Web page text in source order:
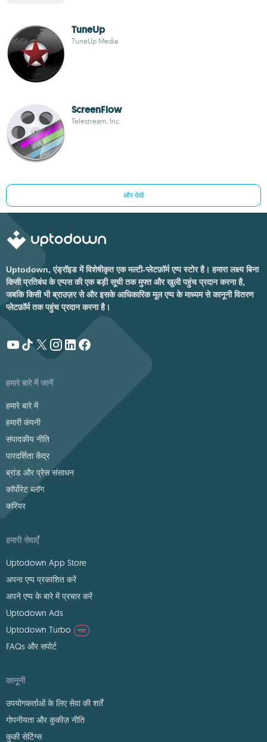
TuneUp
TuneUp Media
ScreenFlow
Telestream, Inc.
और देखें
Uptodown, एंड्रॉइड में विशेषीकृत एक मल्टी-प्लेटफ़ॉर्म एप्प स्टोर है। हमारा लक्ष्य बिना
किसी प्रतिबंध के एप्पस की एक बड़ी सूची तक मुफ्त और खुली पहुंच प्रदान करना है,
जबकि किसी भी ब्राउज़र से और इसके आधिकारिक मूल एप्प के माध्यम से कानूनी वितरण
प्लेटफ़ॉर्म तक पहुंच प्रदान करना है।
हमारे बारे में जानें
हमारे बारे में
हमारी कंपनी
संपादकीय नीति
पारदर्शिता केंद्र
ब्रांड और प्रेस संसाधन
कॉर्पोरेट ब्लॉग
करियर
हमारी सेवाएँ
Uptodown App Store
अपना एप्प प्रकाशित करें
अपने एप्प के बारे में प्रचार करें
Uptodown Ads
Uptodown Turbo
नया
FAQs और सपोर्ट
कानूनी
उपयोगकर्ताओं के लिए सेवा की शर्तें
गोपनीयता और कुकीज़ नीति
कुकी सेटिंग्स